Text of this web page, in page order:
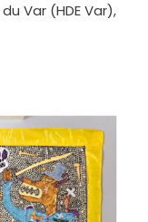
Var (HDE Var),